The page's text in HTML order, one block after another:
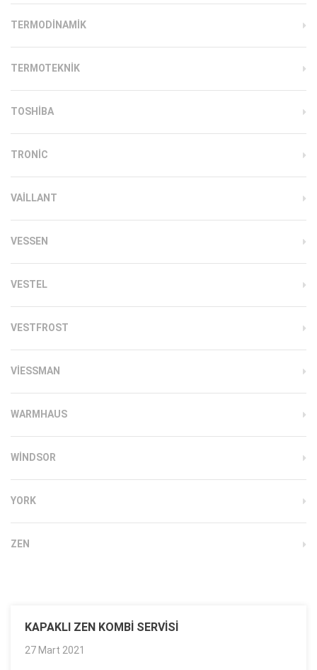
TERMODINAMIK
TERMOTEKNIK
TOSHIBA
TRONIC
VAILLANT
VESSEN
VESTEL
VESTFROST
VIESSMAN
WARMHAUS
WINDSOR
YORK
ZEN
KAPAKLI ZEN KOMBI SERVISI
27 Mart 2021